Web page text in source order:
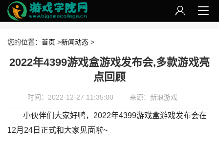
您的位置： 首页 >新闻动态 >
2022年4399游戏盒游戏发布会,多款游戏亮
点回顾
时间：2022-12-27 11:35:00 来源：新浪游戏
小伙伴们大家好鸭，2022年4399游戏盒游戏发布会在
12月24日正式和大家见面啦~